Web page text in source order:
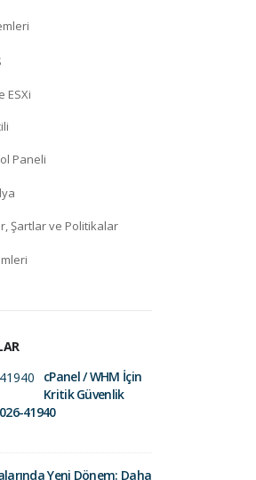
ESXi
Paneli
Şartlar ve Politikalar
cPanel / WHM İçin
Kritik Güvenlik
41940
Yeni Dönem: Daha